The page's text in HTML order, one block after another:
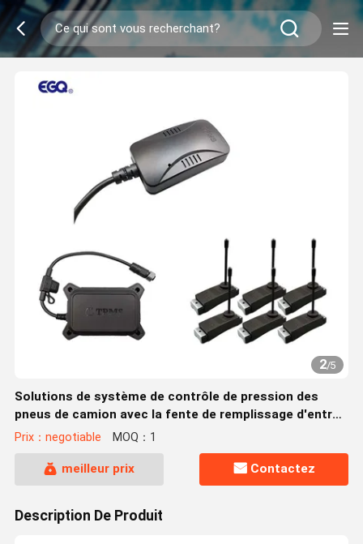
2/5
Solutions de système de contrôle de pression des
pneus de camion avec la fente de remplissage d'entrée
d'USB
Prix：negotiable MOQ：1
meilleur prix Contactez
Description De Produit